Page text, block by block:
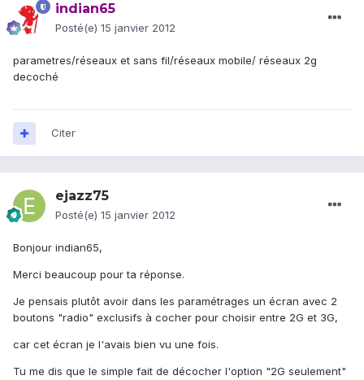
indian65
Posté(e) 15 janvier 2012
parametres/réseaux et sans fil/réseaux mobile/ réseaux 2g
decoché
Citer
ejazz75
Posté(e) 15 janvier 2012
Bonjour indian65,
Merci beaucoup pour ta réponse.
Je pensais plutôt avoir dans les paramétrages un écran avec 2
boutons "radio" exclusifs à cocher pour choisir entre 2G et 3G,
car cet écran je l'avais bien vu une fois.
Tu me dis que le simple fait de décocher l'option "2G seulement"